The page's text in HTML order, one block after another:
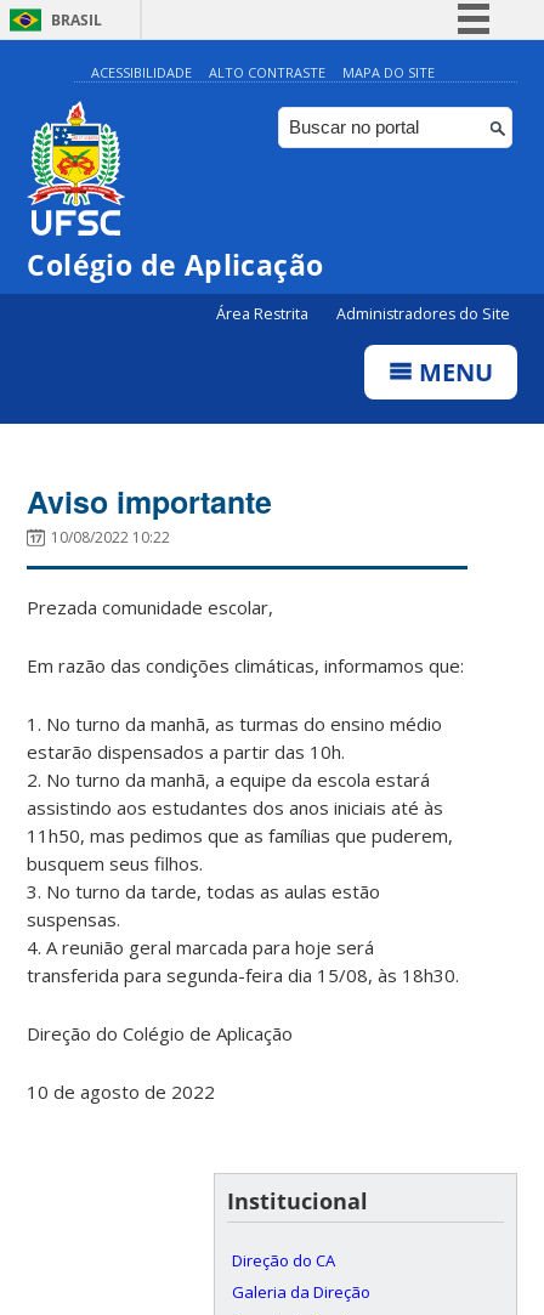
BRASIL
Simplifique!
Comunica BR
Participe
ACESSIBILIDADE ALTO CONTRASTE MAPA DO SITE
Colégio de Aplicação
Área Restrita Administradores do Site
MENU
Aviso importante
10/08/2022 10:22
Prezada comunidade escolar,
Em razão das condições climáticas, informamos que:
1. No turno da manhã, as turmas do ensino médio
estarão dispensados a partir das 10h.
2. No turno da manhã, a equipe da escola estará
assistindo aos estudantes dos anos iniciais até às
11h50, mas pedimos que as famílias que puderem,
busquem seus filhos.
3. No turno da tarde, todas as aulas estão
suspensas.
4. A reunião geral marcada para hoje será
transferida para segunda-feira dia 15/08, às 18h30.
Direção do Colégio de Aplicação
10 de agosto de 2022
Institucional
Direção do CA
Galeria da Direção